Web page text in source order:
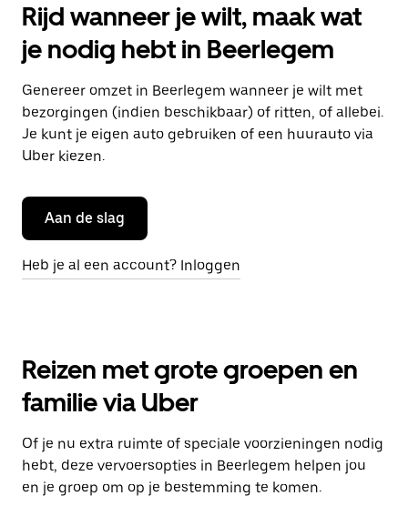
Rijd wanneer je wilt, maak wat
je nodig hebt in Beerlegem
Genereer omzet in Beerlegem wanneer je wilt met
bezorgingen (indien beschikbaar) of ritten, of allebei.
Je kunt je eigen auto gebruiken of een huurauto via
Uber kiezen.
Aan de slag
Heb je al een account? Inloggen
Reizen met grote groepen en
familie via Uber
Of je nu extra ruimte of speciale voorzieningen nodig
hebt, deze vervoersopties in Beerlegem helpen jou
en je groep om op je bestemming te komen.